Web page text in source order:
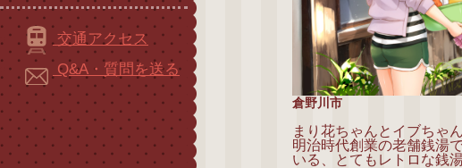
交通アクセス
Q&A・質問を送る
倉野川市
まり花ちゃんとイブちゃ
明治時代創業の老舗銭湯
いる、とてもレトロな銭湯